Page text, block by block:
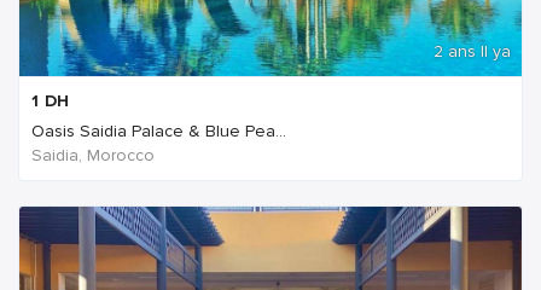
2 ans Il ya
1 DH
Oasis Saidia Palace & Blue Pea...
Saidia, Morocco